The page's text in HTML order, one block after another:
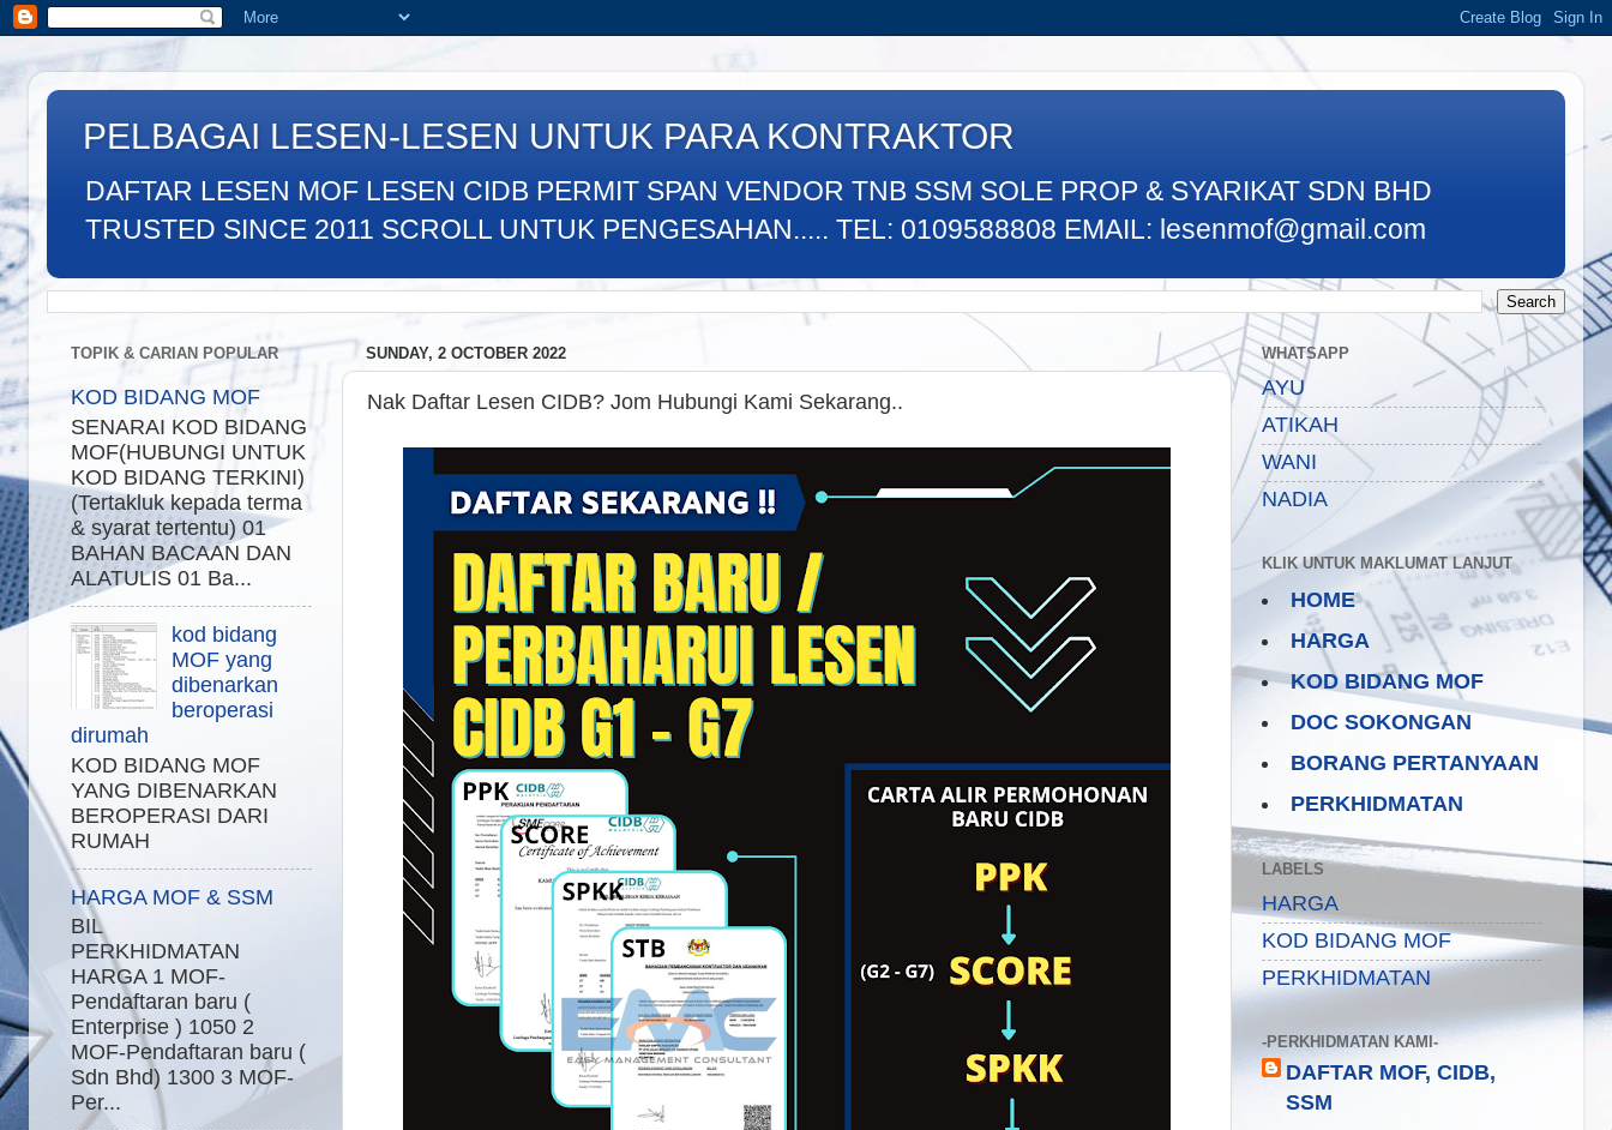
PELBAGAI LESEN-LESEN UNTUK PARA KONTRAKTOR
DAFTAR LESEN MOF LESEN CIDB PERMIT SPAN VENDOR TNB SSM SOLE PROP & SYARIKAT SDN BHD
TRUSTED SINCE 2011 SCROLL UNTUK PENGESAHAN..... TEL: 0109588808 EMAIL: lesenmof@gmail.com
SUNDAY, 2 OCTOBER 2022
Nak Daftar Lesen CIDB? Jom Hubungi Kami Sekarang..
TOPIK & CARIAN POPULAR
KOD BIDANG MOF
SENARAI KOD BIDANG
MOF(HUBUNGI UNTUK
KOD BIDANG TERKINI)
(Tertakluk kepada terma
& syarat tertentu) 01
BAHAN BACAAN DAN
ALATULIS 01 Ba...
kod bidang
MOF yang
dibenarkan
beroperasi
dirumah
KOD BIDANG MOF
YANG DIBENARKAN
BEROPERASI DARI
RUMAH
HARGA MOF & SSM
BIL
PERKHIDMATAN
HARGA 1 MOF-
Pendaftaran baru (
Enterprise ) 1050 2
MOF-Pendaftaran baru (
Sdn Bhd) 1300 3 MOF-
Per...
WHATSAPP
AYU
ATIKAH
WANI
NADIA
KLIK UNTUK MAKLUMAT LANJUT
HOME
HARGA
KOD BIDANG MOF
DOC SOKONGAN
BORANG PERTANYAAN
PERKHIDMATAN
LABELS
HARGA
KOD BIDANG MOF
PERKHIDMATAN
-PERKHIDMATAN KAMI-
DAFTAR MOF, CIDB,
SSM